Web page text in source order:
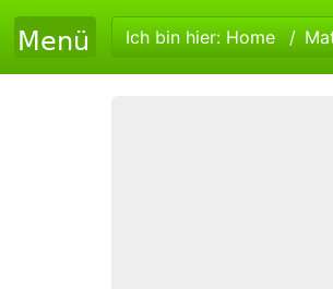
Ich bin hier: Home